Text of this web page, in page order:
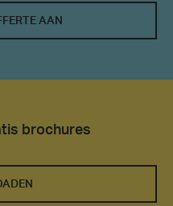
AAN
brochures